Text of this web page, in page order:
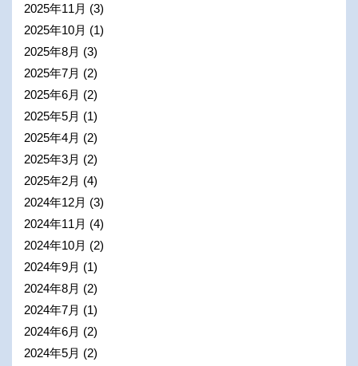
2025年11月 (3)
2025年10月 (1)
2025年8月 (3)
2025年7月 (2)
2025年6月 (2)
2025年5月 (1)
2025年4月 (2)
2025年3月 (2)
2025年2月 (4)
2024年12月 (3)
2024年11月 (4)
2024年10月 (2)
2024年9月 (1)
2024年8月 (2)
2024年7月 (1)
2024年6月 (2)
2024年5月 (2)